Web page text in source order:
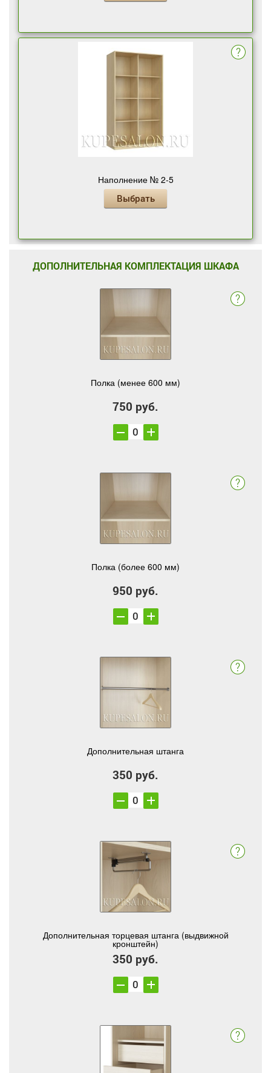
Наполнение № 2-5
Выбрать
ДОПОЛНИТЕЛЬНАЯ КОМПЛЕКТАЦИЯ ШКАФА
Полка (менее 600 мм)
750 руб.
Полка (более 600 мм)
950 руб.
Дополнительная штанга
350 руб.
Дополнительная торцевая штанга (выдвижной
кронштейн)
350 руб.